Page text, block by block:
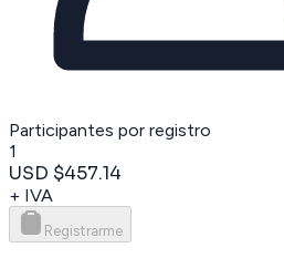
Participantes por registro
1
USD $457.14
+ IVA
Registrarme